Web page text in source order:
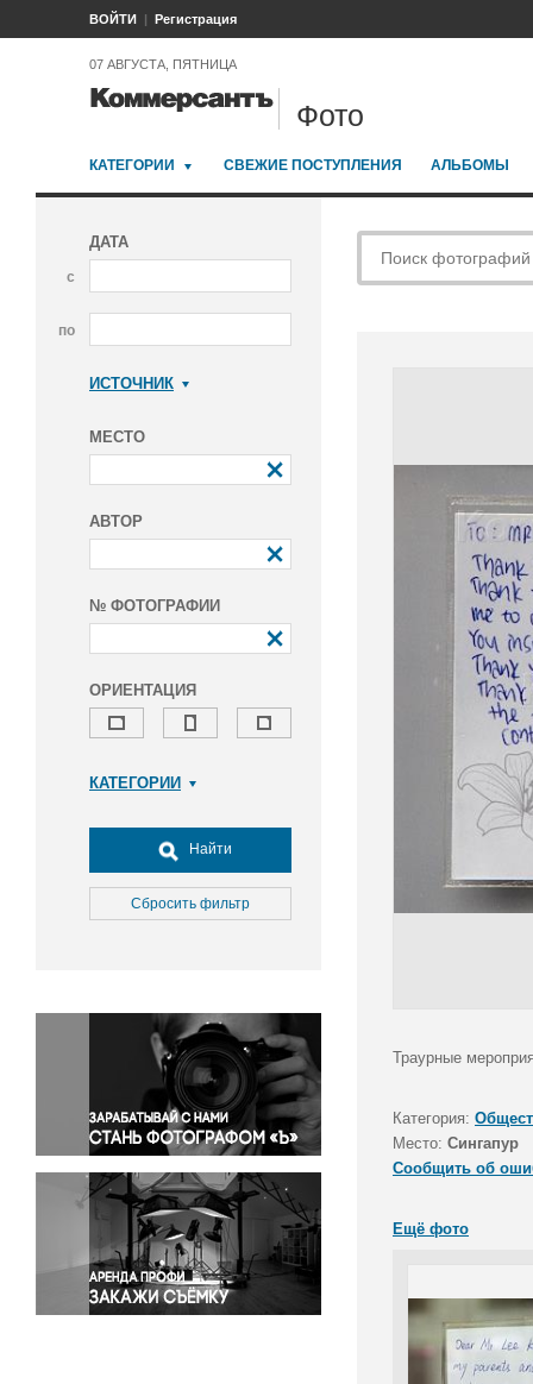
ВОЙТИ Регистрация
07 АВГУСТА, ПЯТНИЦА
Фото
КАТЕГОРИИ СВЕЖИЕ ПОСТУПЛЕНИЯ АЛЬБОМЫ
ДАТА
с
по
ИСТОЧНИК
МЕСТО
АВТОР
№ ФОТОГРАФИИ
ОРИЕНТАЦИЯ
КАТЕГОРИИ
Досуг, туризм и отдых
Культура
Медицина
Окружающая среда
Политика
Правосудие
Происшествия и конфликты
Религия
Светская жизнь
Спорт
Экология
Экономика и бизнес
Найти
Сбросить фильтр
Траурные
Категория:
Место: Сингапур
Сообщить об
Ещё фото